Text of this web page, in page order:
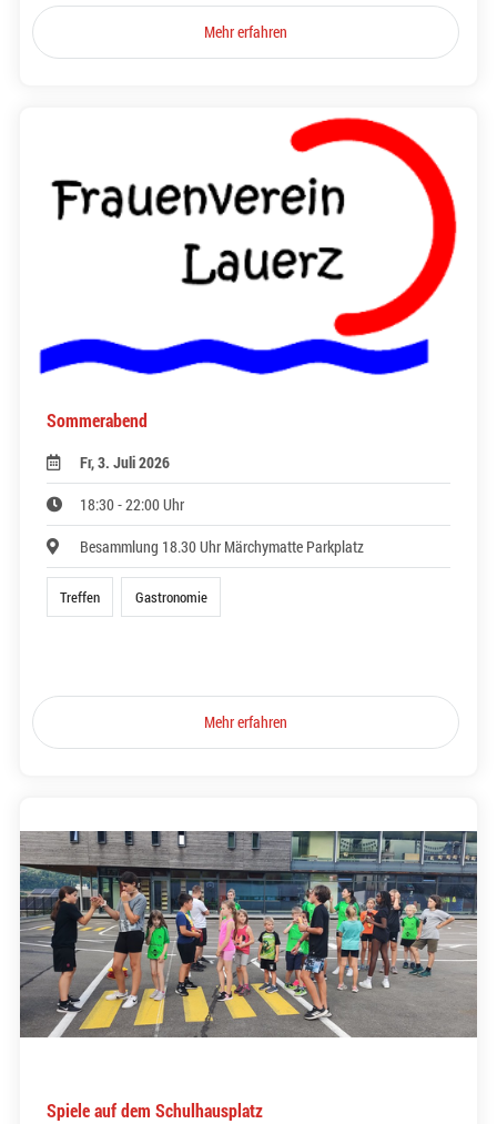
Mehr erfahren
Sommerabend
Fr, 3. Juli 2026
18:30 - 22:00 Uhr
Besammlung 18.30 Uhr Märchymatte Parkplatz
Treffen Gastronomie
Mehr erfahren
Spiele auf dem Schulhausplatz